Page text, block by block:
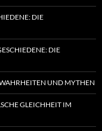
DIE
DIE
UND MYTHEN
GLEICHHEIT IM